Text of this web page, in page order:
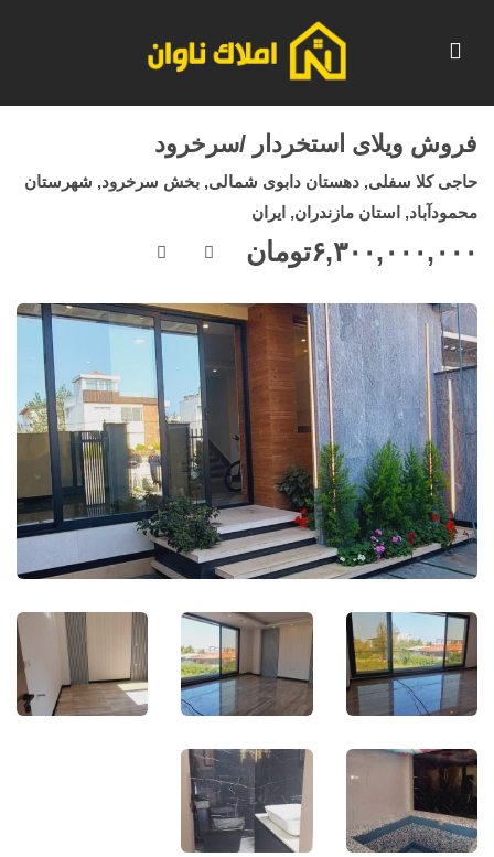
فروش ویلای استخردار /سرخرود
حاجی کلا سفلی, دهستان دابوی شمالی, بخش سرخرود, شهرستان
محمودآباد, استان مازندران, ایران
۶,۳۰۰,۰۰۰,۰۰۰تومان